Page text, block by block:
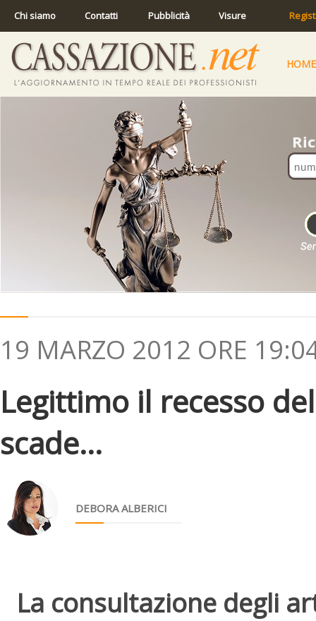
Chi siamo Contatti Pubblicità Visure
HOME
19 MARZO 2012 ORE
Legittimo il recesso
scade...
DEBORA ALBERICI
La consultazione degli